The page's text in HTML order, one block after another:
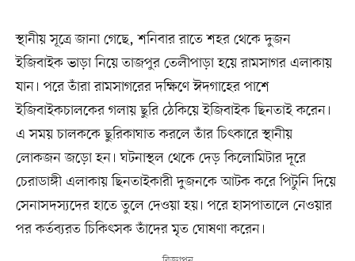
স্থানীয় সূত্রে জানা গেছে, শনিবার রাতে শহর থেকে দুজন
ইজিবাইক ভাড়া নিয়ে তাজপুর তেলীপাড়া হয়ে রামসাগর এলাকায়
যান। পরে তাঁরা রামসাগরের দক্ষিণে ঈদগাহের পাশে
ইজিবাইকচালকের গলায় ছুরি ঠেকিয়ে ইজিবাইক ছিনতাই করেন।
এ সময় চালককে ছুরিকাঘাত করলে তাঁর চিৎকারে স্থানীয়
লোকজন জড়ো হন। ঘটনাস্থল থেকে দেড় কিলোমিটার দূরে
চেরাডাঙ্গী এলাকায় ছিনতাইকারী দুজনকে আটক করে পিটুনি দিয়ে
সেনাসদস্যদের হাতে তুলে দেওয়া হয়। পরে হাসপাতালে নেওয়ার
পর কর্তব্যরত চিকিৎসক তাঁদের মৃত ঘোষণা করেন।